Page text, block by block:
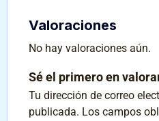
Valoraciones
No hay valoraciones aún.
Sé el primero en
Tu dirección de correo
publicada. Los campos